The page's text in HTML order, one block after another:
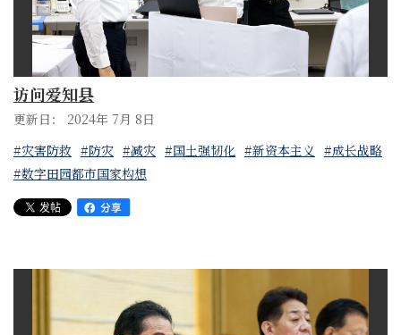
访问爱知县
更新日： 2024年 7月 8日
#灾害防救 #防灾 #减灾 #国土强韧化 #新资本主义 #成长战略
#数字田园都市国家构想